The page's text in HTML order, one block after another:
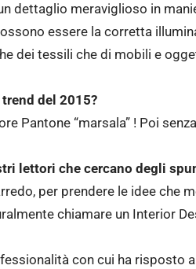
dettaglio meraviglioso in
essere la corretta
dei tessili che di mobili e
del 2015?
Pantone “marsala” ! Poi
lettori che cercano degli
per prendere le idee che
chiamare un Interior
con cui ha